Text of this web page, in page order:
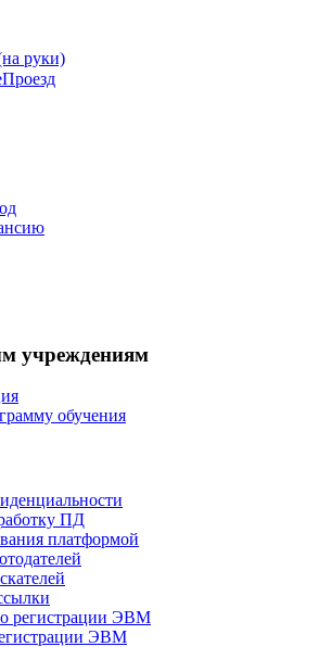
руки)
Проезд
учреждениям
обучения
ПД
платформой
о регистрации ЭВМ
ЭВМ